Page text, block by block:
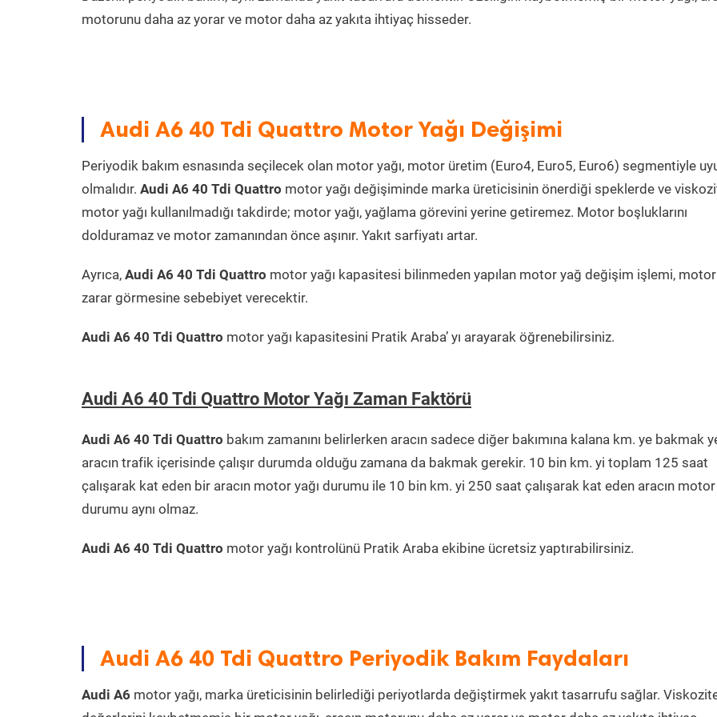
motorunu daha az yorar ve motor daha az yakıta ihtiyaç hisseder.
Audi A6 40 Tdi Quattro Motor Yağı Değişimi
Periyodik bakım esnasında seçilecek olan motor yağı, motor üretim (Euro4, Euro5, Euro6) segmentiyle
olmalıdır. Audi A6 40 Tdi Quattro motor yağı değişiminde marka üreticisinin önerdiği speklerde ve
motor yağı kullanılmadığı takdirde; motor yağı, yağlama görevini yerine getiremez. Motor boşluklarını
dolduramaz ve motor zamanından önce aşınır. Yakıt sarfiyatı artar.
Ayrıca, Audi A6 40 Tdi Quattro motor yağı kapasitesi bilinmeden yapılan motor yağ değişim işlemi,
zarar görmesine sebebiyet verecektir.
Audi A6 40 Tdi Quattro motor yağı kapasitesini Pratik Araba’ yı arayarak öğrenebilirsiniz.
Audi A6 40 Tdi Quattro Motor Yağı Zaman Faktörü
Audi A6 40 Tdi Quattro bakım zamanını belirlerken aracın sadece diğer bakımına kalana km. ye bakmak
aracın trafik içerisinde çalışır durumda olduğu zamana da bakmak gerekir. 10 bin km. yi toplam 125 saat
çalışarak kat eden bir aracın motor yağı durumu ile 10 bin km. yi 250 saat çalışarak kat eden aracın motor
durumu aynı olmaz.
Audi A6 40 Tdi Quattro motor yağı kontrolünü Pratik Araba ekibine ücretsiz yaptırabilirsiniz.
Audi A6 40 Tdi Quattro Periyodik Bakım Faydaları
Audi A6 motor yağı, marka üreticisinin belirlediği periyotlarda değiştirmek yakıt tasarrufu sağlar.